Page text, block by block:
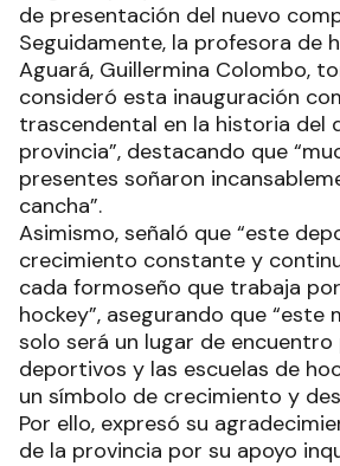
de presentación del nuevo
Seguidamente, la profesora de
Aguará, Guillermina Colombo,
consideró esta inauguración
trascendental en la historia del
provincia”, destacando que
presentes soñaron
cancha”.
Asimismo, señaló que “este
crecimiento constante y
cada formoseño que trabaja
hockey”, asegurando que “este
solo será un lugar de encuentro
deportivos y las escuelas de
un símbolo de crecimiento y
Por ello, expresó su
de la provincia por su apoyo